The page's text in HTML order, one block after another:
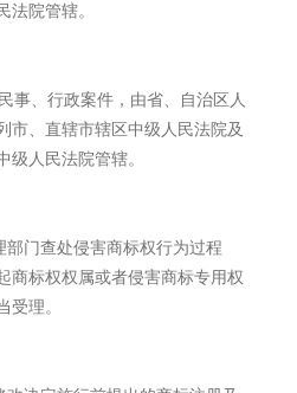
法院管辖。
事、行政案件，由省、自治区人
市、直辖市辖区中级人民法院及
人民法院管辖。
门查处侵害商标权行为过程
商标权权属或者侵害商标专用权
受理。